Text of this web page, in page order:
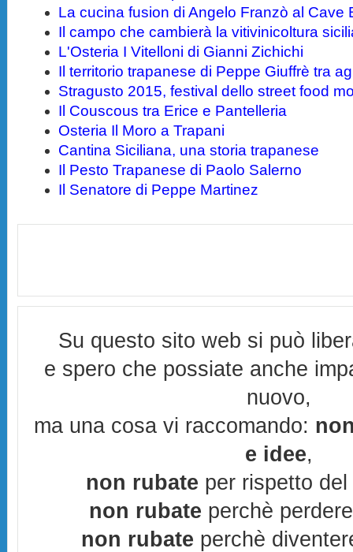
La cucina fusion di Angelo Franzò al Cave
Il campo che cambierà la vitivinicoltura
L'Osteria I Vitelloni di Gianni Zichichi
Il territorio trapanese di Peppe Giuffrè tra
Stragusto 2015, festival dello street food
Il Couscous tra Erice e Pantelleria
Osteria Il Moro a Trapani
Cantina Siciliana, una storia trapanese
Il Pesto Trapanese di Paolo Salerno
Il Senatore di Peppe Martinez
Su questo sito web si può
e spero che possiate anche
nuovo,
ma una cosa vi raccomando:
e idee,
non rubate per rispetto
non rubate perchè
non rubate perchè